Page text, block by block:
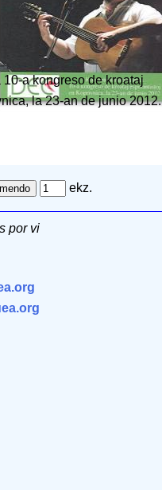
a kongreso de kroataj
la 23-an de junio 2012.
ekz.
por vi